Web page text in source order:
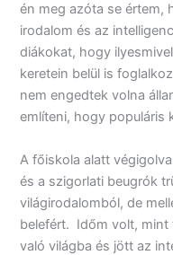
én meg azóta se értem,
irodalom és az
diákokat, hogy
keretein belül is
nem engedtek volna
említeni, hogy populáris
A főiskola alatt
és a szigorlati beugrók
világirodalomból, de
belefért. Időm volt, mint
való világba és jött az